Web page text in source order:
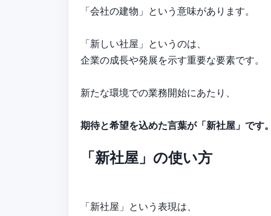
「会社の建物」という意味があります。
「新しい社屋」というのは、
企業の成長や発展を示す重要な要素です。
新たな環境での業務開始にあたり、
期待と希望を込めた言葉が「新社屋」です。
「新社屋」の使い方
「新社屋」という表現は、